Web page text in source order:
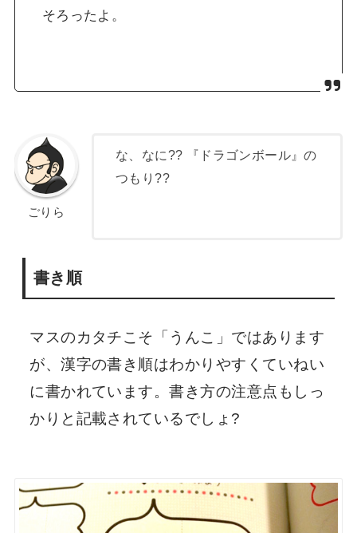
そろったよ。
ごりら
な、なに?? 『ドラゴンボール』の
つもり??
書き順
マスのカタチこそ「うんこ」ではあります
が、漢字の書き順はわかりやすくていねい
に書かれています。書き方の注意点もしっ
かりと記載されているでしょ?